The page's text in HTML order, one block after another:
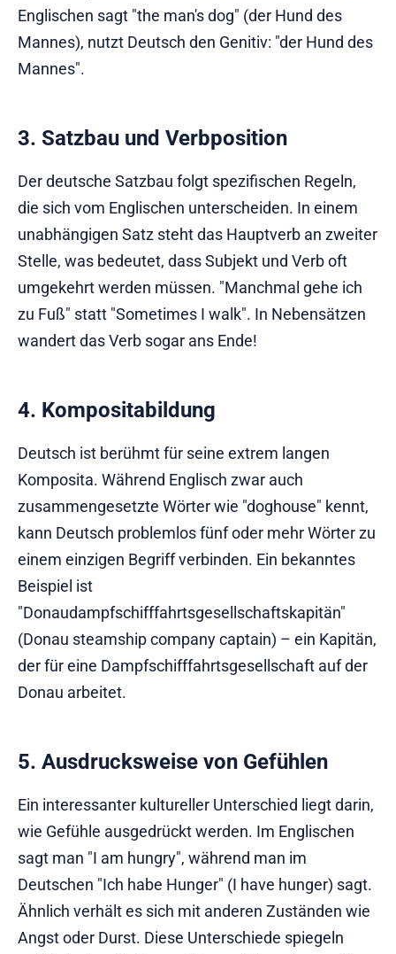
Englischen sagt "the man's dog" (der Hund des
Mannes), nutzt Deutsch den Genitiv: "der Hund des
Mannes".
3. Satzbau und Verbposition
Der deutsche Satzbau folgt spezifischen Regeln,
die sich vom Englischen unterscheiden. In einem
unabhängigen Satz steht das Hauptverb an zweiter
Stelle, was bedeutet, dass Subjekt und Verb oft
umgekehrt werden müssen. "Manchmal gehe ich
zu Fuß" statt "Sometimes I walk". In Nebensätzen
wandert das Verb sogar ans Ende!
4. Kompositabildung
Deutsch ist berühmt für seine extrem langen
Komposita. Während Englisch zwar auch
zusammengesetzte Wörter wie "doghouse" kennt,
kann Deutsch problemlos fünf oder mehr Wörter zu
einem einzigen Begriff verbinden. Ein bekanntes
Beispiel ist
"Donaudampfschifffahrtsgesellschaftskapitän"
(Donau steamship company captain) – ein Kapitän,
der für eine Dampfschifffahrtsgesellschaft auf der
Donau arbeitet.
5. Ausdrucksweise von Gefühlen
Ein interessanter kultureller Unterschied liegt darin,
wie Gefühle ausgedrückt werden. Im Englischen
sagt man "I am hungry", während man im
Deutschen "Ich habe Hunger" (I have hunger) sagt.
Ähnlich verhält es sich mit anderen Zuständen wie
Angst oder Durst. Diese Unterschiede spiegeln